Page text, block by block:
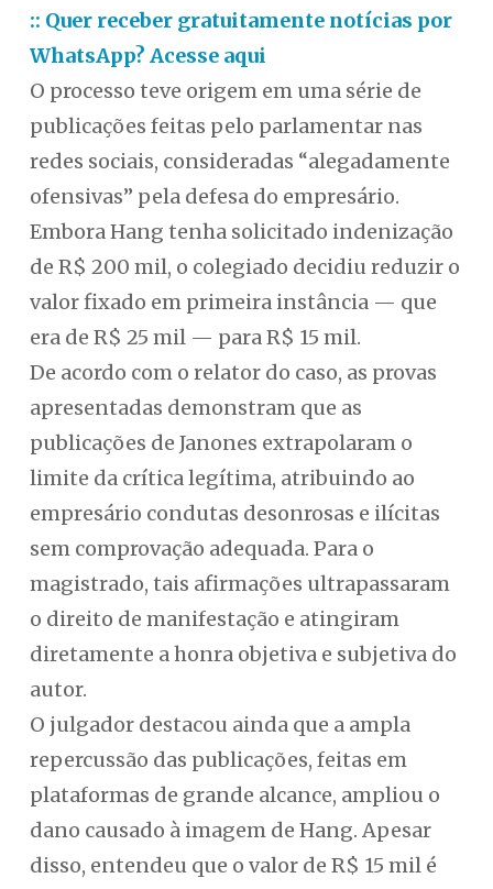
:: Quer receber gratuitamente notícias por
WhatsApp? Acesse aqui
O processo teve origem em uma série de
publicações feitas pelo parlamentar nas
redes sociais, consideradas “alegadamente
ofensivas” pela defesa do empresário.
Embora Hang tenha solicitado indenização
de R$ 200 mil, o colegiado decidiu reduzir o
valor fixado em primeira instância — que
era de R$ 25 mil — para R$ 15 mil.
De acordo com o relator do caso, as provas
apresentadas demonstram que as
publicações de Janones extrapolaram o
limite da crítica legítima, atribuindo ao
empresário condutas desonrosas e ilícitas
sem comprovação adequada. Para o
magistrado, tais afirmações ultrapassaram
o direito de manifestação e atingiram
diretamente a honra objetiva e subjetiva do
autor.
O julgador destacou ainda que a ampla
repercussão das publicações, feitas em
plataformas de grande alcance, ampliou o
dano causado à imagem de Hang. Apesar
disso, entendeu que o valor de R$ 15 mil é